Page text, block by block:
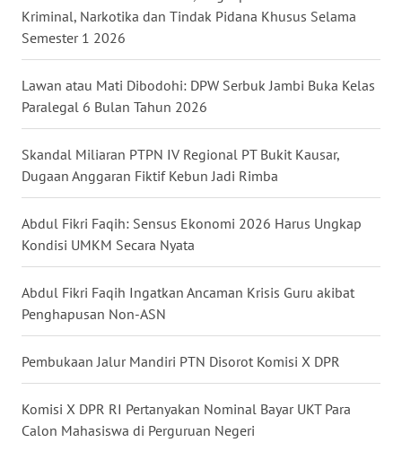
Kriminal, Narkotika dan Tindak Pidana Khusus Selama
Semester 1 2026
Lawan atau Mati Dibodohi: DPW Serbuk Jambi Buka Kelas
Paralegal 6 Bulan Tahun 2026
Skandal Miliaran PTPN IV Regional PT Bukit Kausar,
Dugaan Anggaran Fiktif Kebun Jadi Rimba
Abdul Fikri Faqih: Sensus Ekonomi 2026 Harus Ungkap
Kondisi UMKM Secara Nyata
Abdul Fikri Faqih Ingatkan Ancaman Krisis Guru akibat
Penghapusan Non-ASN
Pembukaan Jalur Mandiri PTN Disorot Komisi X DPR
Komisi X DPR RI Pertanyakan Nominal Bayar UKT Para
Calon Mahasiswa di Perguruan Negeri
WN
NUSANTARA
WN
JOGJA
WN
JATIM
WN
BALI
WN
KALBAR
WN
KALTARA